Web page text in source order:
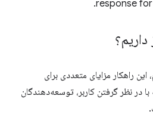
response
راهکار مزایای متعددی برای
در نظر گرفتن کاربر، توسعه‌دهندگان